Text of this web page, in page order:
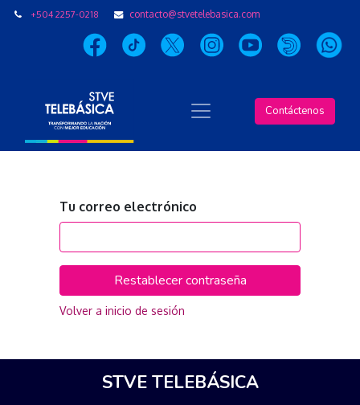
+504 2257-0218 contacto@stvetelebasica.com
Contáctenos
Tu correo electrónico
Restablecer contraseña
Volver a inicio de sesión
STVE TELEBÁSICA